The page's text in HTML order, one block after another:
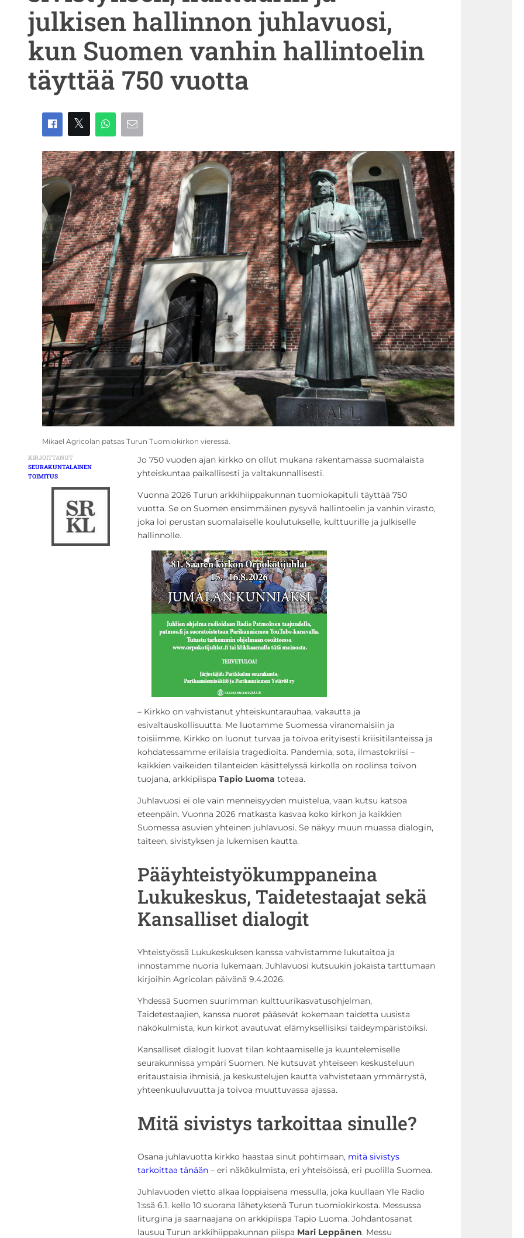
julkisen hallinnon juhlavuosi,
kun Suomen vanhin hallintoelin
täyttää 750 vuotta
Mikael Agricolan patsas Turun Tuomiokirkon vieressä.
KIRJOITTANUT
SEURAKUNTALAINEN
TOIMITUS
Jo 750 vuoden ajan kirkko on ollut mukana rakentamassa suomalaista
yhteiskuntaa paikallisesti ja valtakunnallisesti.
Vuonna 2026 Turun arkkihiippakunnan tuomiokapituli täyttää 750
vuotta. Se on Suomen ensimmäinen pysyvä hallintoelin ja vanhin virasto,
joka loi perustan suomalaiselle koulutukselle, kulttuurille ja julkiselle
hallinnolle.
– Kirkko on vahvistanut yhteiskuntarauhaa, vakautta ja
esivaltauskollisuutta. Me luotamme Suomessa viranomaisiin ja
toisiimme. Kirkko on luonut turvaa ja toivoa erityisesti kriisitilanteissa ja
kohdatessamme erilaisia tragedioita. Pandemia, sota, ilmastokriisi –
kaikkien vaikeiden tilanteiden käsittelyssä kirkolla on roolinsa toivon
tuojana, arkkipiispa Tapio Luoma toteaa.
Juhlavuosi ei ole vain menneisyyden muistelua, vaan kutsu katsoa
eteenpäin. Vuonna 2026 matkasta kasvaa koko kirkon ja kaikkien
Suomessa asuvien yhteinen juhlavuosi. Se näkyy muun muassa dialogin,
taiteen, sivistyksen ja lukemisen kautta.
Pääyhteistyökumppaneina
Lukukeskus, Taidetestaajat sekä
Kansalliset dialogit
Yhteistyössä Lukukeskuksen kanssa vahvistamme lukutaitoa ja
innostamme nuoria lukemaan. Juhlavuosi kutsuukin jokaista tarttumaan
kirjoihin Agricolan päivänä 9.4.2026.
Yhdessä Suomen suurimman kulttuurikasvatusohjelman,
Taidetestaajien, kanssa nuoret pääsevät kokemaan taidetta uusista
näkökulmista, kun kirkot avautuvat elämyksellisiksi taideympäristöiksi.
Kansalliset dialogit luovat tilan kohtaamiselle ja kuuntelemiselle
seurakunnissa ympäri Suomen. Ne kutsuvat yhteiseen keskusteluun
eritaustaisia ihmisiä, ja keskustelujen kautta vahvistetaan ymmärrystä,
yhteenkuuluvuutta ja toivoa muuttuvassa ajassa.
Mitä sivistys tarkoittaa sinulle?
Osana juhlavuotta kirkko haastaa sinut pohtimaan, mitä sivistys
tarkoittaa tänään– eri näkökulmista, eri yhteisöissä, eri puolilla Suomea.
Juhlavuoden vietto alkaa loppiaisena messulla, joka kuullaan Yle Radio
1:ssä 6.1. kello 10 suorana lähetyksenä Turun tuomiokirkosta. Messussa
liturgina ja saarnaajana on arkkipiispa Tapio Luoma. Johdantosanat
lausuu Turun arkkihiippakunnan piispa Mari Leppänen. Messu